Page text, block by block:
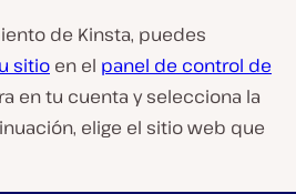
de Kinsta, puedes
sitio en el panel de control de
en tu cuenta y selecciona la
elige el sitio web que